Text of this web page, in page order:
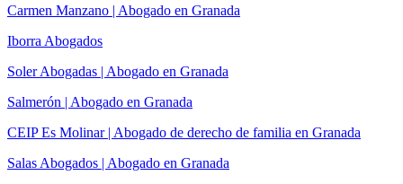
Carmen Manzano | Abogado en Granada
Iborra Abogados
Soler Abogadas | Abogado en Granada
Salmerón | Abogado en Granada
CEIP Es Molinar | Abogado de derecho de familia en Granada
Salas Abogados | Abogado en Granada